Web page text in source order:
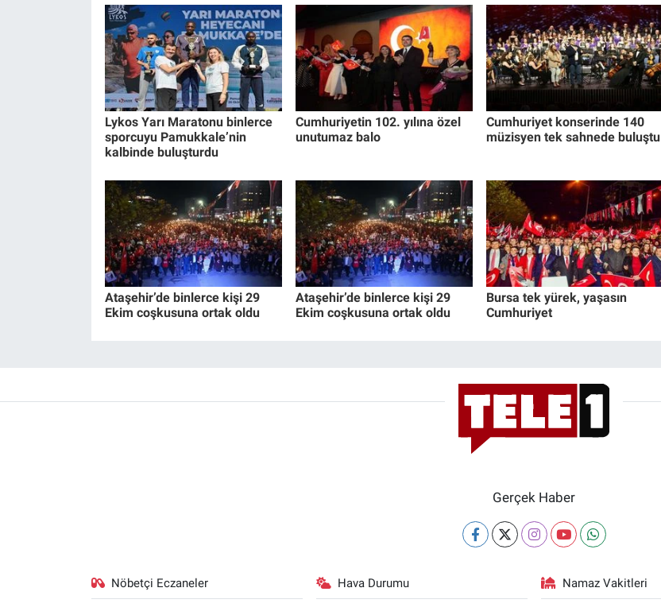
Lykos Yarı Maratonu binlerce
sporcuyu Pamukkale’nin
kalbinde buluşturdu
Cumhuriyetin 102. yılına özel
unutumaz balo
Cumhuriyet konserinde 140
müzisyen tek sahnede buluştu
Ataşehir’de binlerce kişi 29
Ekim coşkusuna ortak oldu
Ataşehir’de binlerce kişi 29
Ekim coşkusuna ortak oldu
Bursa tek yürek, yaşasın
Cumhuriyet
Gerçek Haber
Nöbetçi Eczaneler Hava Durumu Namaz Vakitleri